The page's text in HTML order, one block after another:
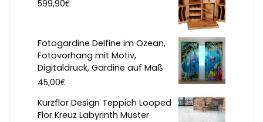
599,90€
Fotogardine Delfine im Ozean,
Fotovorhang mit Motiv,
Digitaldruck, Gardine auf Maß
45,00€
Kurzflor Design Teppich Looped
Flor Kreuz Labyrinth Muster